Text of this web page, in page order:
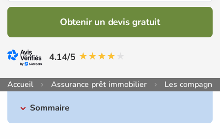
Obtenir un devis gratuit
4.14/5
Accueil Assurance prêt immobilier Les
Sommaire